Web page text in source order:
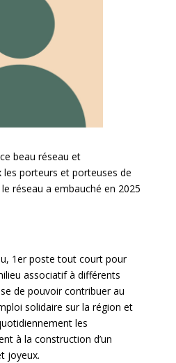
beau réseau et
porteurs et porteuses de
réseau a embauché en 2025
1er poste tout court pour
associatif à différents
de pouvoir contribuer au
solidaire sur la région et
les
à la construction d’un
joyeux.